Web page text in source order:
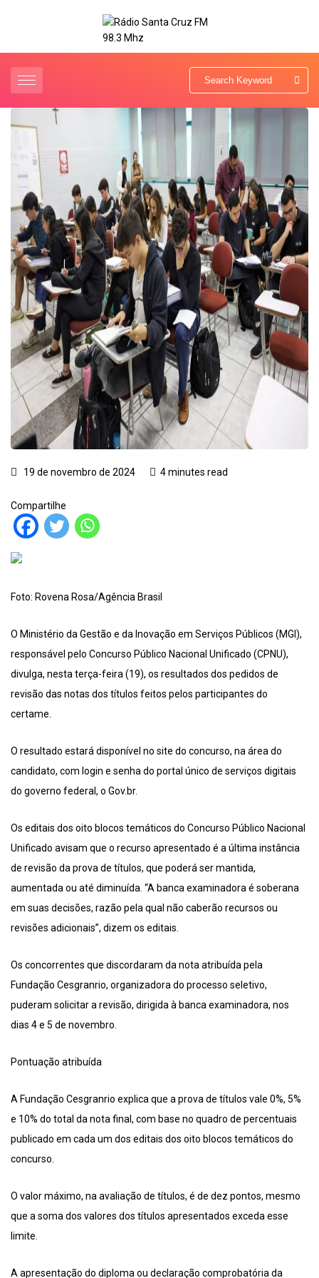
19 de novembro de 2024 4 minutes read
Compartilhe
Foto: Rovena Rosa/Agência Brasil
O Ministério da Gestão e da Inovação em Serviços Públicos (MGI),
responsável pelo Concurso Público Nacional Unificado (CPNU),
divulga, nesta terça-feira (19), os resultados dos pedidos de
revisão das notas dos títulos feitos pelos participantes do
certame.
O resultado estará disponível no site do concurso, na área do
candidato, com login e senha do portal único de serviços digitais
do governo federal, o Gov.br.
Os editais dos oito blocos temáticos do Concurso Público Nacional
Unificado avisam que o recurso apresentado é a última instância
de revisão da prova de títulos, que poderá ser mantida,
aumentada ou até diminuída. “A banca examinadora é soberana
em suas decisões, razão pela qual não caberão recursos ou
revisões adicionais”, dizem os editais.
Os concorrentes que discordaram da nota atribuída pela
Fundação Cesgranrio, organizadora do processo seletivo,
puderam solicitar a revisão, dirigida à banca examinadora, nos
dias 4 e 5 de novembro.
Pontuação atribuída
A Fundação Cesgranrio explica que a prova de títulos vale 0%, 5%
e 10% do total da nota final, com base no quadro de percentuais
publicado em cada um dos editais dos oito blocos temáticos do
concurso.
O valor máximo, na avaliação de títulos, é de dez pontos, mesmo
que a soma dos valores dos títulos apresentados exceda esse
limite.
A apresentação do diploma ou declaração comprobatória da